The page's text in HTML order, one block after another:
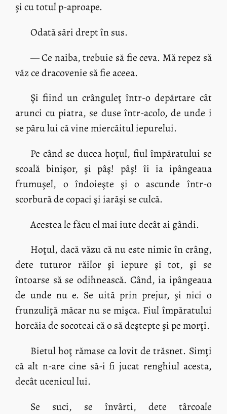
şi cu totul p-aproape.
Odată sări drept în sus.
— Ce naiba, trebuie să fie ceva. Mă repez să
văz ce dracovenie să fie aceea.
Şi fiind un crânguleţ într-o depărtare cât
arunci cu piatra, se duse într-acolo, de unde i
se păru lui că vine miercăitul iepurelui.
Pe când se ducea hoţul, fiul împăratului se
scoală binişor, şi pâş! pâş! îi ia ipângeaua
frumuşel, o îndoieşte şi o ascunde într-o
scorbură de copaci şi iarăşi se culcă.
Acestea le făcu el mai iute decât ai gândi.
Hoţul, dacă văzu că nu este nimic în crâng,
dete tuturor răilor şi iepure şi tot, şi se
întoarse să se odihnească. Când, ia ipângeaua
de unde nu e. Se uită prin prejur, şi nici o
frunzuliţă măcar nu se mişca. Fiul împăratului
horcăia de socoteai că o să deştepte şi pe morţi.
Bietul hoţ rămase ca lovit de trăsnet. Simţi
că alt n-are cine să-i fi jucat renghiul acesta,
decât ucenicul lui.
Se suci, se învârti, dete târcoale